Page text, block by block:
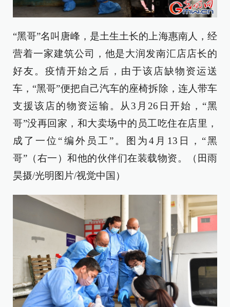
“黑哥”名叫唐峰，是土生土长的上海惠南人，经
营着一家建筑公司，他是大润发南汇店店长的
好友。疫情开始之后，由于该店缺物资运送
车，“黑哥”便把自己汽车的座椅拆除，连人带车
支援该店的物资运输。从3月26日开始，“黑
哥”没再回家，和大卖场中的员工吃住在店里，
成了一位“编外员工”。图为4月13日，“黑
哥”（右一）和他的伙伴们在装载物资。（田雨
昊摄/光明图片/视觉中国）